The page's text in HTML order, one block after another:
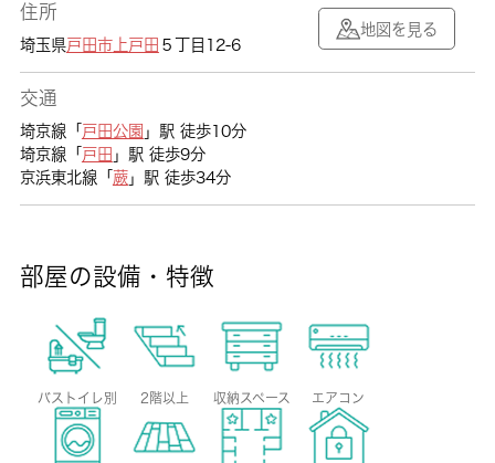
住所
埼玉県戸田市上戸田 ５丁目12-6
地図を見る
交通
埼京線「 戸田公園 」駅 徒歩10分
埼京線「 戸田 」駅 徒歩9分
京浜東北線「 蕨」駅 徒歩34分
部屋の設備・特徴
バストイレ別 2階以上 収納スペース エアコン